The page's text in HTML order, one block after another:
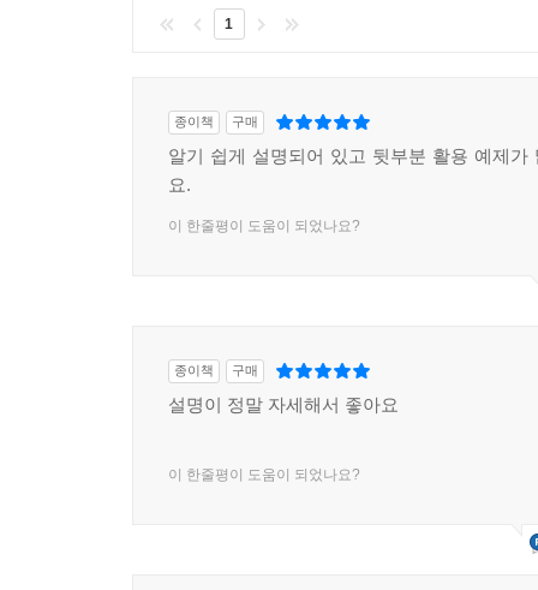
1
종이책 구매
알기 쉽게 설명되어 있고 뒷부분 활용 예제가
요.
이 한줄평이 도움이 되었나요?
종이책 구매
설명이 정말 자세해서 좋아요
이 한줄평이 도움이 되었나요?